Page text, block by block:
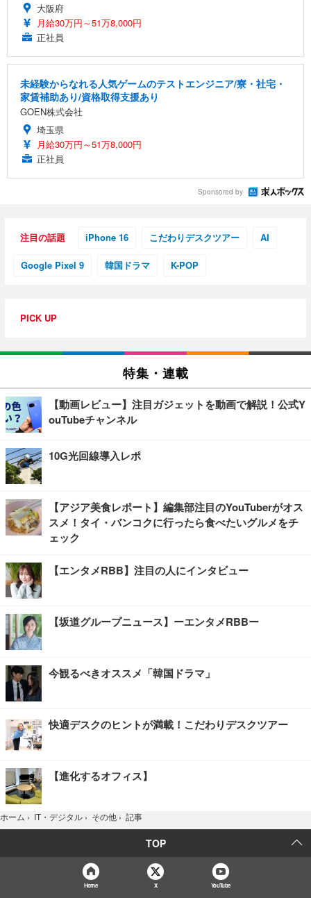
大阪府
月給30万円～51万8,000円
正社員
未経験からなれる人気ゲームのテストエンジニア/寮・社宅・
家賃補助あり/資格取得支援あり
GOEN株式会社
埼玉県
月給30万円～51万8,000円
正社員
Sponsored by
注目の話題 iPhone 16 こだわりデスクツアー AI
Google Pixel 9 韓国ドラマ K-POP
PICK UP
特集・連載
【動画レビュー】注目ガジェットを動画で解説！公式Y
ouTubeチャンネル
10G光回線導入レポ
【アジア美食レポート】編集部注目のYouTuberがオス
スメ！タイ・バンコクに行ったら食べたいグルメをチ
ェック
【エンタメRBB】注目の人にインタビュー
【坂道グループニュース】ーエンタメRBBー
今観るべきオススメ「韓国ドラマ」
快適デスクのヒントが満載！こだわりデスクツアー
【進化するオフィス】
ホーム › IT・デジタル › その他 › 記事
TOP
Home X YouTube